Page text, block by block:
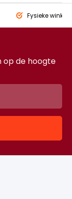
Fysieke winkel
op de hoogte